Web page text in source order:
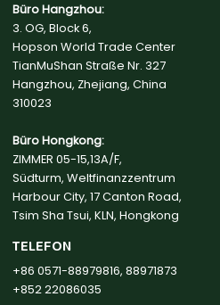
Büro Hangzhou:
3. OG, Block 6,
Hopson World Trade Center
TianMuShan Straße Nr. 327
Hangzhou, Zhejiang, China
310023
Büro Hongkong:
ZIMMER 05-15,13A/F,
Südturm, Weltfinanzzentrum
Harbour City, 17 Canton Road,
Tsim Sha Tsui, KLN, Hongkong
TELEFON
+86 0571-88979816, 88971873
+852 22086035